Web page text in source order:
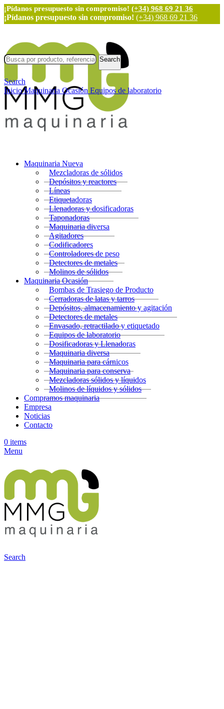
¡Pídanos presupuesto sin compromiso! (+34) 968 69 21 36
¡Pídanos presupuesto sin compromiso! (+34) 968 69 21 36
Maquinaria Nueva
Mezcladoras de sólidos
Depósitos y reactores
Líneas
Etiquetadoras
Llenadoras y dosificadoras
Taponadoras
Maquinaria diversa
Agitadores
Codificadores
Controladores de peso
Detectores de metales
Molinos de sólidos
Maquinaria Ocasión
Bombas de Trasiego de Producto
Cerradoras de latas y tarros
Depósitos, almacenamiento y agitación
Detectores de metales
Envasado, retractilado y etiquetado
Equipos de laboratorio
Dosificadoras y Llenadoras
Maquinaria diversa
Maquinaria para cárnicos
Maquinaria para conserva
Mezcladoras sólidos y líquidos
Molinos de líquidos y sólidos
Compramos maquinaria
Empresa
Noticias
Contacto
0 items
Menu
Search
Search
Search
InicioMaquinaria Ocasión Equipos de laboratorio